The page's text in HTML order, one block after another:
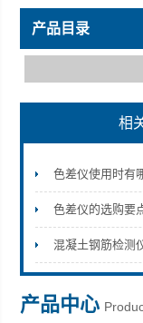
深圳市深博瑞仪器仪
产品目录
相
色差仪使用时有
色差仪的选购要
混凝土钢筋检测
产品中心